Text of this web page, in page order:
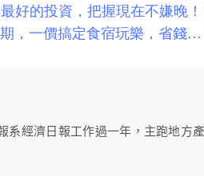
系經濟日報工作過一年，主跑地方